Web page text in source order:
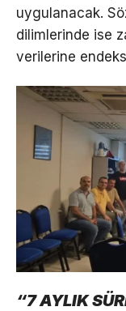
uygulanacak.
dilimlerinde ise
verilerine
“7 AYLIK